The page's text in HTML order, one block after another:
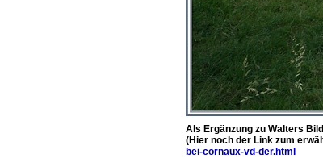
Als Ergänzung zu Walters
(Hier noch der Link zum
bei-cornaux-vd-der.html